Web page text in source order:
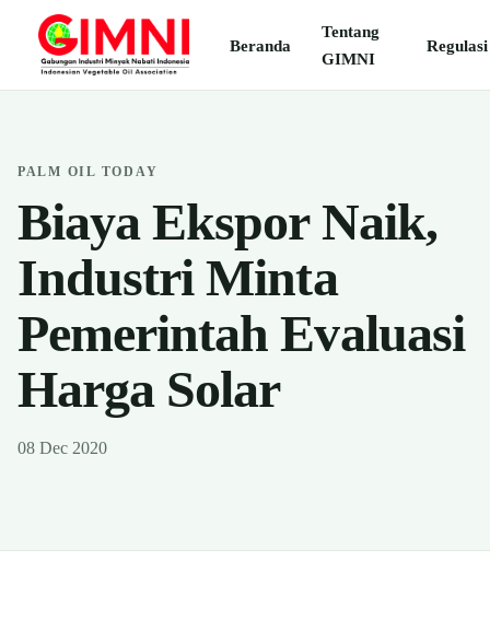
Beranda
Tentang
GIMNI
Regulasi
PALM OIL TODAY
Biaya Ekspor Naik,
Industri Minta
Pemerintah Evaluasi
Harga Solar
08 Dec 2020